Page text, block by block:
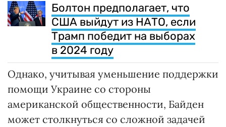
Болтон предполагает, что
США выйдут из НАТО, если
Трамп победит на выборах
в 2024 году
Однако, учитывая уменьшение поддержки
помощи Украине со стороны
американской общественности, Байден
может столкнуться со сложной задачей